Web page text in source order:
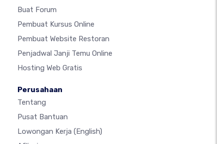
Buat Forum
Pembuat Kursus Online
Pembuat Website Restoran
Penjadwal Janji Temu Online
Hosting Web Gratis
Perusahaan
Tentang
Pusat Bantuan
Lowongan Kerja (English)